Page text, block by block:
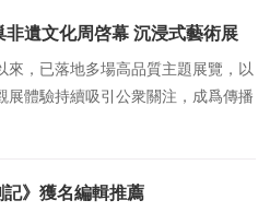
遺文化周啓幕 沉浸式藝術展
來，已落地多場高品質主題展覽，以
展體驗持續吸引公衆關注，成爲傳播
台。
記》獲名編輯推薦